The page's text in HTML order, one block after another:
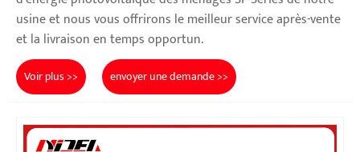
usine et nous vous offrirons le meilleur service après-vente
et la livraison en temps opportun.
Voir plus >> envoyer une demande >>